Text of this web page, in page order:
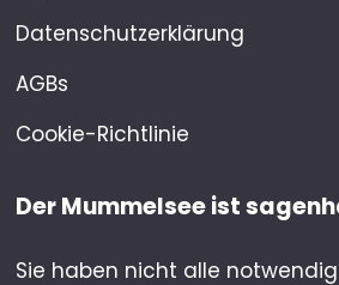
Datenschutzerklärung
AGBs
Cookie-Richtlinie
Der Mummelsee ist
Sie haben nicht alle